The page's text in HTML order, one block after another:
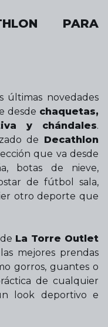
PARA
últimas novedades
desde chaquetas,
y chándales.
de Decathlon
que va desde
botas de nieve,
de fútbol sala,
otro deporte que
de La Torre Outlet
mejores prendas
gorros, guantes o
de cualquier
look deportivo e